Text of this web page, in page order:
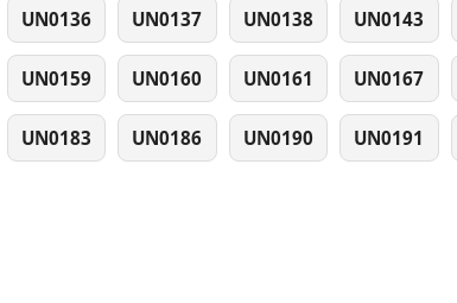
UN0136 UN0137 UN0138 UN0143
UN0159 UN0160 UN0161 UN0167
UN0183 UN0186 UN0190 UN0191